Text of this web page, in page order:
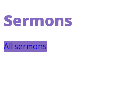
Sermons
All sermons